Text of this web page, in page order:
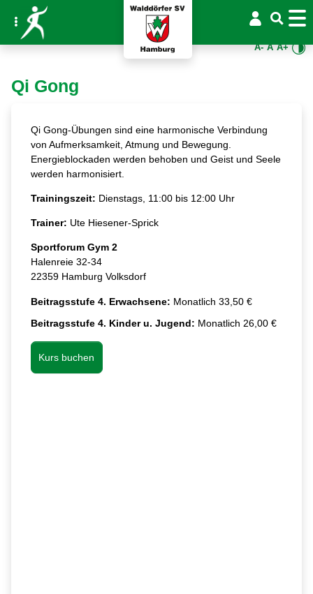
A- A A+
Qi Gong
Qi Gong-Übungen sind eine harmonische Verbindung
von Aufmerksamkeit, Atmung und Bewegung.
Energieblockaden werden behoben und Geist und Seele
werden harmonisiert.
Trainingszeit: Dienstags, 11:00 bis 12:00 Uhr
Trainer: Ute Hiesener-Sprick
Sportforum Gym 2
Halenreie 32-34
22359 Hamburg Volksdorf
Beitragsstufe 4. Erwachsene: Monatlich 33,50 €
Beitragsstufe 4. Kinder u. Jugend: Monatlich 26,00 €
Kurs buchen